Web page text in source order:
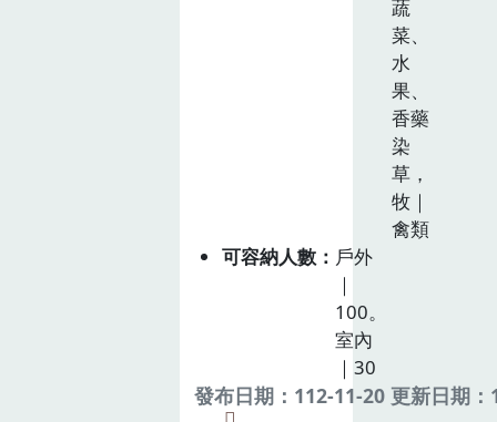
蔬
菜、
水
果、
香藥
染
草，
牧｜
禽類
可容納人數
戶外
｜
100。
室內
｜30
發布日期：112-11-20 更新日期